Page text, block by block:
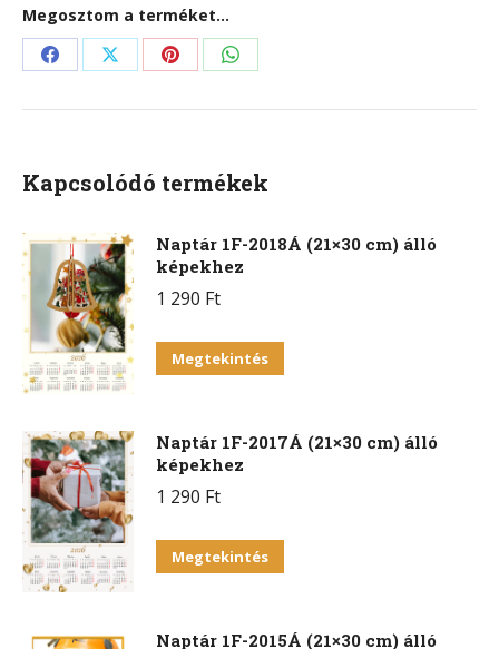
Megosztom a terméket...
Share
on
Share
on
Share
on
Share
on
Kapcsolódó termékek
Naptár 1F-2018Á (21×30 cm) álló
képekhez
1 290 Ft
Megtekintés
Naptár 1F-2017Á (21×30 cm) álló
képekhez
1 290 Ft
Megtekintés
Naptár 1F-2015Á (21×30 cm) álló